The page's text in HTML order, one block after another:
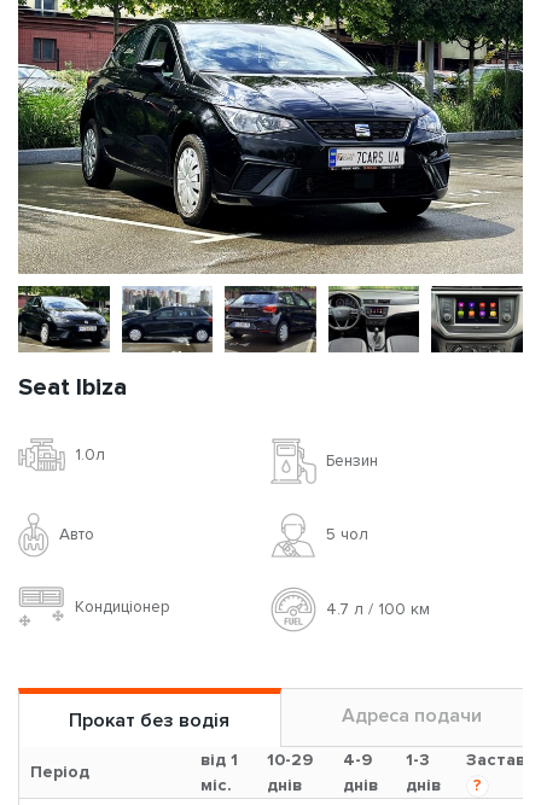
Seat Ibiza
1.0л Бензин
Авто 5 чoл
Кондиціонер 4.7 л / 100 км
Прокат без водія Адреса подачи
Період
від 1
міс.
10-29
днів
4-9
днів
1-3
днів
Застава
?